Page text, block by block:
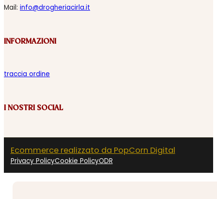
Mail: info@drogheriacirla.it
INFORMAZIONI
traccia ordine
I NOSTRI SOCIAL
Ecommerce realizzato da PopCorn Digital
Privacy PolicyCookie PolicyODR